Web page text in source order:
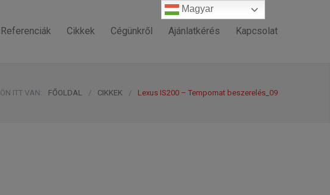
Referenciák Cikkek Cégünkről Ajánlatkérés Kapcsolat
ÖN ITT VAN: FŐOLDAL / CIKKEK / Lexus IS200 – Tempomat beszerelés_09
Magyar